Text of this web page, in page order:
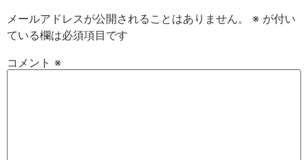
メールアドレスが公開されることはありません。 ※ が付い
ている欄は必須項目です
コメント ※